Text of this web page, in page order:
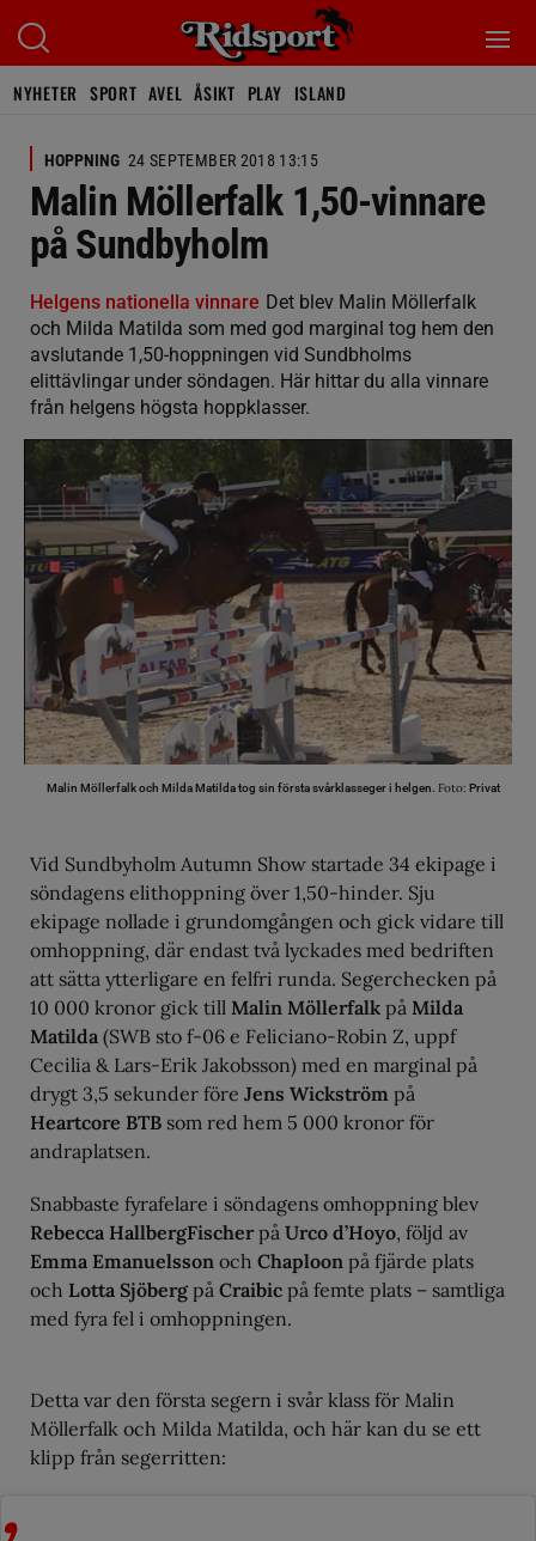
NYHETER SPORT AVEL ÅSIKT PLAY ISLAND
HOPPNING 24 SEPTEMBER 2018 13:15
Malin Möllerfalk 1,50-vinnare
på Sundbyholm
Helgens nationella vinnare Det blev Malin Möllerfalk
och Milda Matilda som med god marginal tog hem den
avslutande 1,50-hoppningen vid Sundbholms
elittävlingar under söndagen. Här hittar du alla vinnare
från helgens högsta hoppklasser.
Malin Möllerfalk och Milda Matilda tog sin första svårklasseger i helgen. Foto: Privat
Vid Sundbyholm Autumn Show startade 34 ekipage i
söndagens elithoppning över 1,50-hinder. Sju
ekipage nollade i grundomgången och gick vidare till
omhoppning, där endast två lyckades med bedriften
att sätta ytterligare en felfri runda. Segerchecken på
10 000 kronor gick till Malin Möllerfalk på Milda
Matilda (SWB sto f-06 e Feliciano-Robin Z, uppf
Cecilia & Lars-Erik Jakobsson) med en marginal på
drygt 3,5 sekunder före Jens Wickström på
Heartcore BTB som red hem 5 000 kronor för
andraplatsen.
Snabbaste fyrafelare i söndagens omhoppning blev
Rebecca HallbergFischer på Urco d’Hoyo, följd av
Emma Emanuelsson och Chaploon på fjärde plats
och Lotta Sjöbergpå Craibic på femte plats – samtliga
med fyra fel i omhoppningen.
Detta var den första segern i svår klass för Malin
Möllerfalk och Milda Matilda, och här kan du se ett
klipp från segerritten: